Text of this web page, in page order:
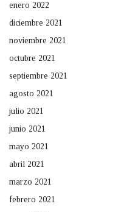
enero 2022
diciembre 2021
noviembre 2021
octubre 2021
septiembre 2021
agosto 2021
julio 2021
junio 2021
mayo 2021
abril 2021
marzo 2021
febrero 2021